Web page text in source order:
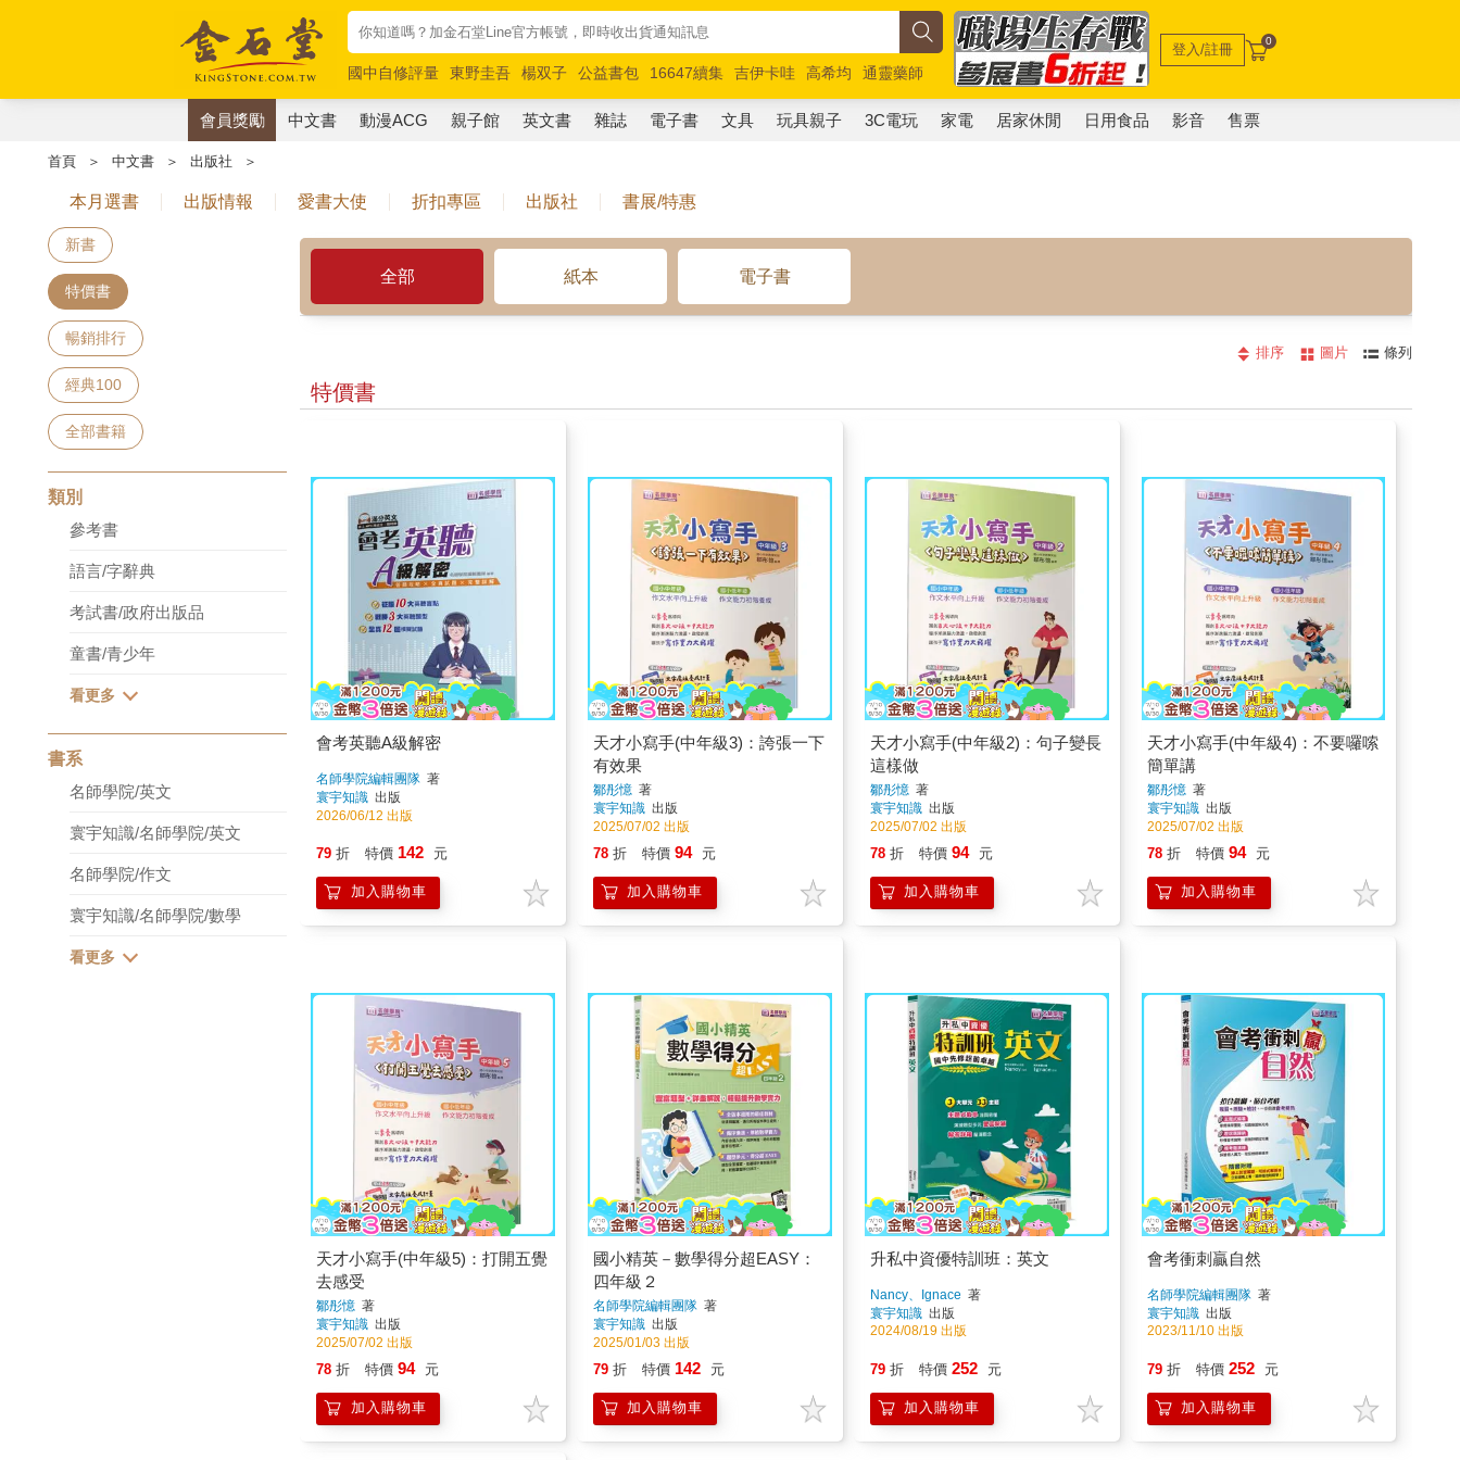
國中自修評量 東野圭吾 楊双子 公益書包 16647續集 吉伊卡哇 高希均
通靈藥師
唯紅花綻放
奧德賽 路邊攤新作 馬斯克 玩具總動員5 超慢跑
登入/註冊 0
會員獎勵 中文書 動漫ACG 親子館 英文書 雜誌 電子書 文具 玩具親子 3C電玩 家電 居家休閒 日用食品 影音 售票
首頁 ＞ 中文書 ＞ 出版社 ＞
本月選書 出版情報 愛書大使 折扣專區 出版社 書展/特惠
新書
特價書
暢銷排行
經典100
全部書籍
類別
參考書
語言/字辭典
考試書/政府出版品
童書/青少年
書系
名師學院/英文
寰宇知識/名師學院/英文
名師學院/作文
寰宇知識/名師學院/數學
全部 紙本 電子書
排序 圖片 條列
特價書
會考英聽A級解密
名師學院編輯團隊 著
寰宇知識 出版
2026/06/12 出版
79 折 特價 142 元
加入購物車
天才小寫手(中年級3)：誇張一下
有效果
鄒彤憶著
寰宇知識 出版
2025/07/02 出版
78 折 特價 94 元
加入購物車
天才小寫手(中年級2)：句子變長
這樣做
鄒彤憶著
寰宇知識 出版
2025/07/02 出版
78 折 特價 94 元
加入購物車
天才小寫手(中年級4)：不要囉嗦
簡單講
鄒彤憶著
寰宇知識 出版
2025/07/02 出版
78 折 特價 94 元
加入購物車
天才小寫手(中年級5)：打開五覺
去感受
鄒彤憶 著
寰宇知識 出版
2025/07/02 出版
78 折 特價 94 元
加入購物車
國小精英－數學得分超EASY：
四年級２
名師學院編輯團隊著
寰宇知識 出版
2025/01/03 出版
79 折 特價 142 元
加入購物車
升私中資優特訓班：英文
Nancy、Ignace 著
寰宇知識 出版
2024/08/19 出版
79 折 特價 252 元
加入購物車
會考衝刺贏自然
名師學院編輯團隊著
寰宇知識 出版
2023/11/10 出版
79 折 特價 252 元
加入購物車